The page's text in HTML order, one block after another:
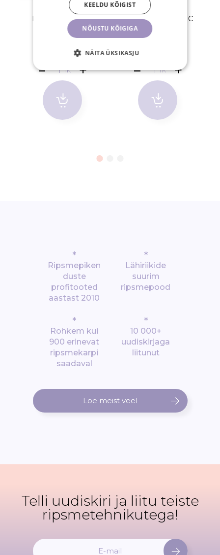
Klaasist ripsme- ja
liimialus
5,90 €
TK
Ripsmeliim ELASTIC
TK
*
Ripsmepiken
duste
profitooted
aastast 2010
*
Lähiriikide
suurim
ripsmepood
*
Rohkem kui
900 erinevat
ripsmekarpi
saadaval
*
10 000+
uudiskirjaga
liitunut
Loe meist veel
Telli uudiskiri ja liitu teiste
ripsmetehnikutega!
L
NÕUSTU KÕIGIGA
KEELDU KÕIGIST
NÄITA ÜKSIKASJU